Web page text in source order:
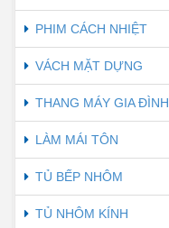
PHIM CÁCH NHIỆT
VÁCH MẶT DỰNG
THANG MÁY GIA ĐÌNH
LÀM MÁI TÔN
TỦ BẾP NHÔM
TỦ NHÔM KÍNH